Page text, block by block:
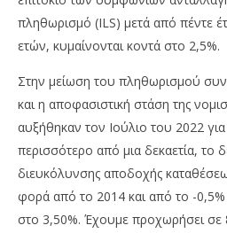
πληθωρισμό (ILS) μετά από πέντε
ετών, κυμαίνονται κοντά στο 2,5%.
Στην μείωση του πληθωρισμού
και η αποφασιστική στάση της
αυξήθηκαν τον Ιούλιο του 2022
περισσότερο από μια δεκαετία, το
διευκόλυνσης αποδοχής
φορά από το 2014 και από το -
στο 3,50%. Έχουμε προχωρήσει σε